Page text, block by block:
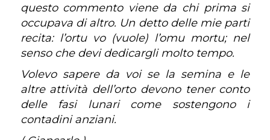
questo commento viene da chi prima si
occupava di altro. Un detto delle mie parti
recita: l’ortu vo (vuole) l’omu mortu; nel
senso che devi dedicargli molto tempo.
Volevo sapere da voi se la semina e le
altre attività dell’orto devono tener conto
delle fasi lunari come sostengono i
contadini anziani.